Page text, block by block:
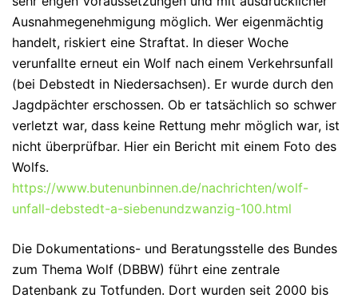
Ausnahmegenehmigung möglich. Wer eigenmächtig
handelt, riskiert eine Straftat. In dieser Woche
verunfallte erneut ein Wolf nach einem Verkehrsunfall
(bei Debstedt in Niedersachsen). Er wurde durch den
Jagdpächter erschossen. Ob er tatsächlich so schwer
verletzt war, dass keine Rettung mehr möglich war, ist
nicht überprüfbar. Hier ein Bericht mit einem Foto des
Wolfs.
https://www.butenunbinnen.de/nachrichten/wolf-
unfall-debstedt-a-siebenundzwanzig-100.html
Die Dokumentations- und Beratungsstelle des Bundes
zum Thema Wolf (DBBW) führt eine zentrale
Datenbank zu Totfunden. Dort wurden seit 2000 bis